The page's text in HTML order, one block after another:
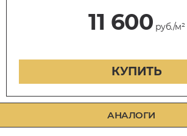
11 600 руб./м²
КУПИТЬ
АНАЛОГИ